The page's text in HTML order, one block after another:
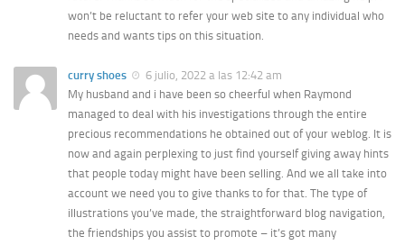
won’t be reluctant to refer your web site to any individual who
needs and wants tips on this situation.
curry shoes
6 julio, 2022 a las 12:42 am
My husband and i have been so cheerful when Raymond
managed to deal with his investigations through the entire
precious recommendations he obtained out of your weblog. It is
now and again perplexing to just find yourself giving away hints
that people today might have been selling. And we all take into
account we need you to give thanks to for that. The type of
illustrations you’ve made, the straightforward blog navigation,
the friendships you assist to promote – it’s got many